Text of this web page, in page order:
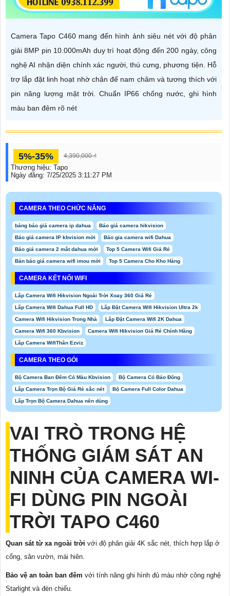
Camera Tapo C460 mang đến hình ảnh siêu nét với độ phân
giải 8MP pin 10.000mAh duy trì hoạt động đến 200 ngày, công
nghệ AI nhận diện chính xác người, thú cưng, phương tiện. Hỗ
trợ lắp đặt linh hoạt nhờ chân đế nam châm và tương thích với
pin năng lượng mặt trời. Chuẩn IP66 chống nước, ghi hình
màu ban đêm rõ nét
5%-35% 4,390,000 ₫
Thương hiệu: Tapo
Ngày đăng: 7/25/2025 3:11:27 PM
CAMERA THEO CHỨC NĂNG
bảng báo giá camera ip dahua Báo giá camera hikvision
Báo giá camera IP kbvision mới Báo gia camera wifi Dahua
Báo giá camera 2 mắt dahua mới Top 5 Camera Wifi Giá Rẻ
Bản báo giá camera wifi imou mới Top 5 Camera Cho Kho Hàng
CAMERA KẾT NỐI WIFI
Lắp Camera Wifi Hikvision Ngoài Trời Xoay 360 Giá Rẻ
Lắp Camera Wifi Dahua Full HD Lắp Đặt Camera Wifi Hikvision Ultra 2k
Camera Wifi Hikvision Trong Nhà Lắp Đặt Camera Wifi 2K Dahua
Camera Wifi 360 Kbvision Camera Wifi Hikvision Giá Rẻ Chính Hãng
Lắp Camera WifiThân Ezviz
CAMERA THEO GÓI
Bộ Camera Ban Đêm Có Màu Kbvision Bộ Camera Có Báo Đông
Lắp Camera Trọn Bộ Giá Rẻ sắc nét Bộ Camera Full Color Dahua
Lắp Trọn Bộ Camera Dahua nên dùng
VAI TRÒ TRONG HỆ
THỐNG GIÁM SÁT AN
NINH CỦA CAMERA WI-
FI DÙNG PIN NGOÀI
TRỜI TAPO C460
Quan sát từ xa ngoài trời với độ phân giải 4K sắc nét, thích hợp lắp ở
cổng, sân vườn, mái hiên.
Bảo vệ an toàn ban đêm với tính năng ghi hình đủ màu nhờ công nghệ
Starlight và đèn chiếu.